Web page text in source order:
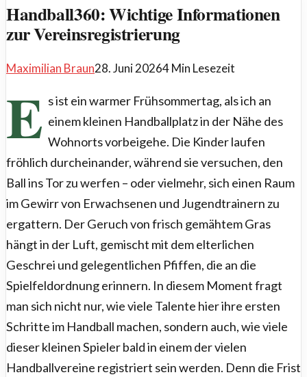
Handball360: Wichtige Informationen
zur Vereinsregistrierung
Maximilian Braun28. Juni 20264Min Lesezeit
E s ist ein warmer Frühsommertag, als ich an
einem kleinen Handballplatz in der Nähe des
Wohnorts vorbeigehe. Die Kinder laufen
fröhlich durcheinander, während sie versuchen, den
Ball ins Tor zu werfen – oder vielmehr, sich einen Raum
im Gewirr von Erwachsenen und Jugendtrainern zu
ergattern. Der Geruch von frisch gemähtem Gras
hängt in der Luft, gemischt mit dem elterlichen
Geschrei und gelegentlichen Pfiffen, die an die
Spielfeldordnung erinnern. In diesem Moment fragt
man sich nicht nur, wie viele Talente hier ihre ersten
Schritte im Handball machen, sondern auch, wie viele
dieser kleinen Spieler bald in einem der vielen
Handballvereine registriert sein werden. Denn die Frist